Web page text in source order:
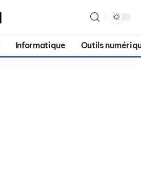
Informatique Outils